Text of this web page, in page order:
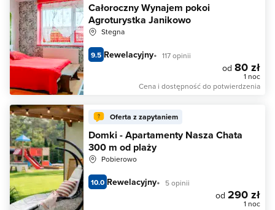
Całoroczny Wynajem pokoi
Agroturystka Janikowo
Stegna
9.5 Rewelacyjny 117 opinii
od 80 zł
1 noc
Cena i dostępność do potwierdzenia
Oferta z zapytaniem
Domki - Apartamenty Nasza Chata
300 m od plaży
Pobierowo
10.0 Rewelacyjny 5 opinii
od 290 zł
1 noc